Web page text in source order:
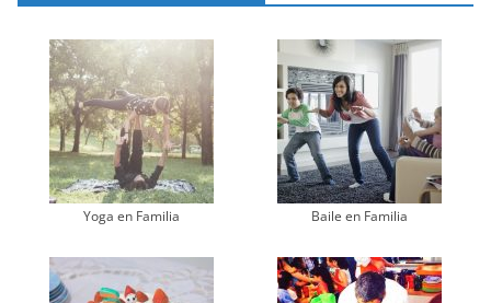
Yoga en Familia Baile en Familia